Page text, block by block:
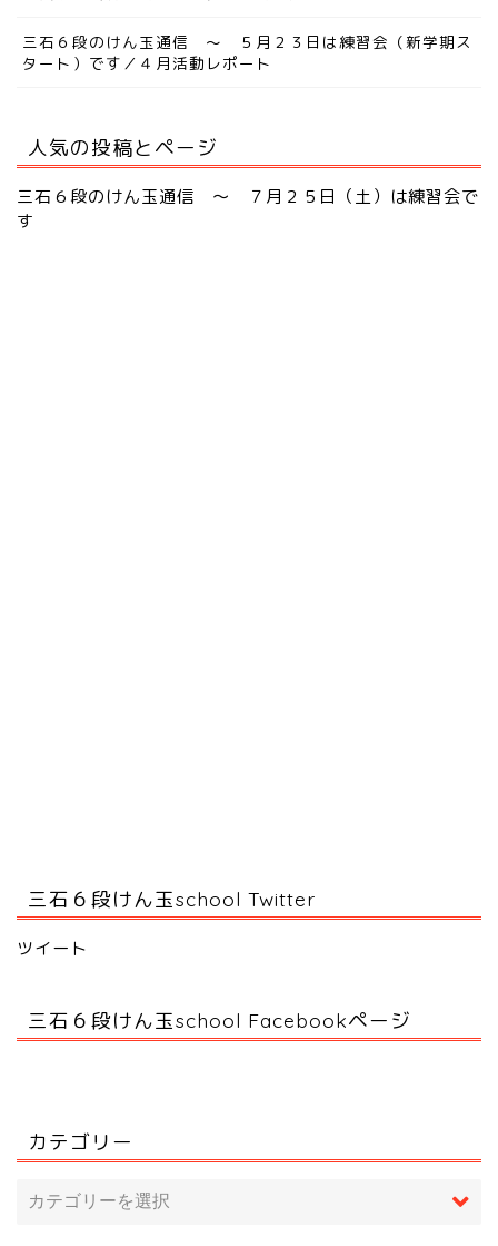
三石６段のけん玉通信 ～ ５月２３日は練習会（新学期ス
タート）です／４月活動レポート
人気の投稿とページ
三石６段のけん玉通信 ～ ７月２５日（土）は練習会で
す
三石６段けん玉school Twitter
ツイート
三石６段けん玉school Facebookページ
カテゴリー